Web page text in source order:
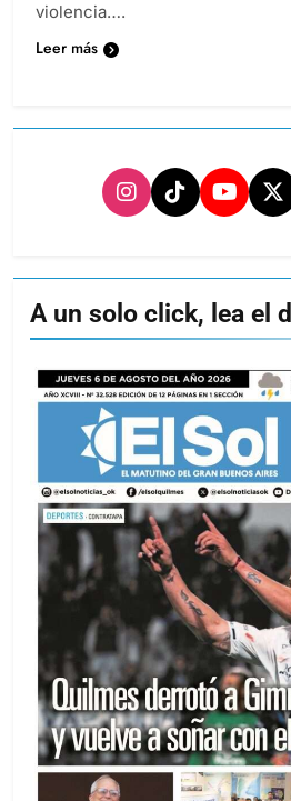
violencia….
Leer más
A un solo click, lea el